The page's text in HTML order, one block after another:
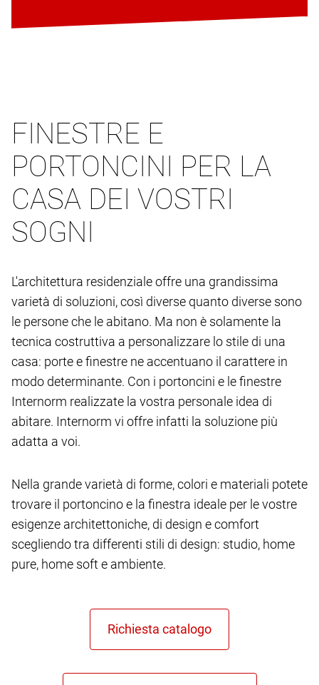
FINESTRE E
PORTONCINI PER LA
CASA DEI VOSTRI
SOGNI
L'architettura residenziale offre una grandissima
varietà di soluzioni, così diverse quanto diverse sono
le persone che le abitano. Ma non è solamente la
tecnica costruttiva a personalizzare lo stile di una
casa: porte e finestre ne accentuano il carattere in
modo determinante. Con i portoncini e le finestre
Internorm realizzate la vostra personale idea di
abitare. Internorm vi offre infatti la soluzione più
adatta a voi.
Nella grande varietà di forme, colori e materiali potete
trovare il portoncino e la finestra ideale per le vostre
esigenze architettoniche, di design e comfort
scegliendo tra differenti stili di design: studio, home
pure, home soft e ambiente.